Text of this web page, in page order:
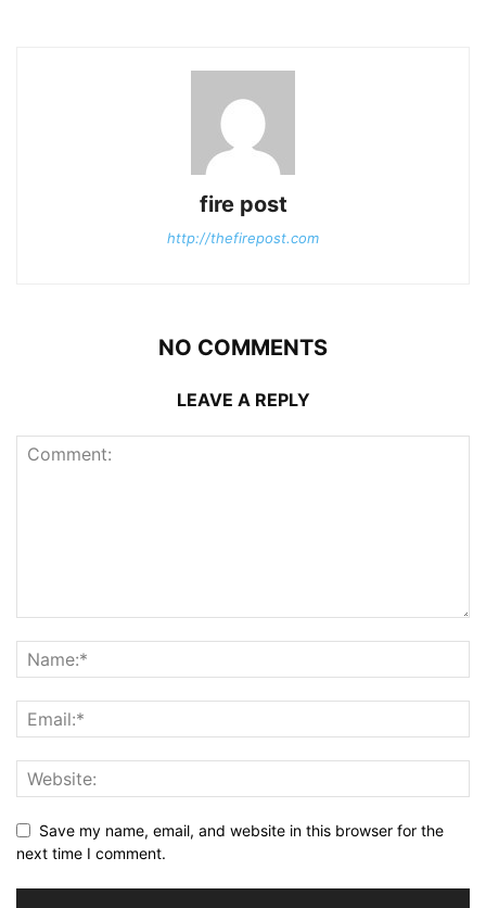
fire post
http://thefirepost.com
NO COMMENTS
LEAVE A REPLY
Save my name, email, and website in this browser for the
next time I comment.